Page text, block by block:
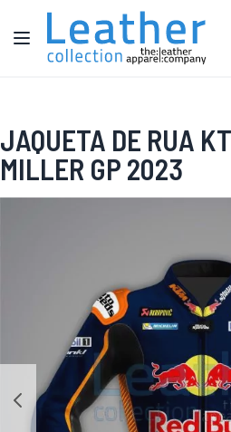
Pular para o conteúdo
Alternar Nav
JAQUETA DE RUA
MILLER GP 2023